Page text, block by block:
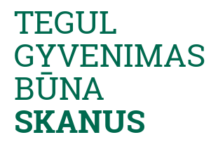
TEGUL
GYVENIMAS
BŪNA
SKANUS